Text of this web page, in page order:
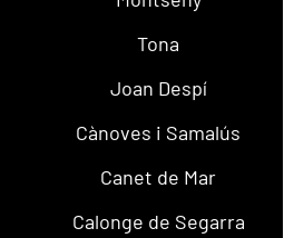
Tona
Joan Despí
Cànoves i Samalús
Canet de Mar
Calonge de Segarra